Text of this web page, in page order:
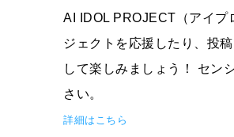
AI IDOL PROJECT（アイプ
ジェクトを応援したり、投
して楽しみましょう！ セン
さい。
詳細はこちら